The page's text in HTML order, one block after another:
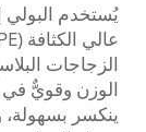
الزجاجات
الوزن وقويٌّ في
ينكسر